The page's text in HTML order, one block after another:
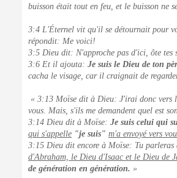
buisson était tout en feu, et le buisson ne
3:4 L'Éternel vit qu'il se détournait pour
répondit: Me voici!
3:5 Dieu dit: N'approche pas d'ici, ôte tes
3:6 Et il ajouta: Je suis le Dieu de ton
cacha le visage, car il craignait de
« 3:13 Moïse dit à Dieu: J'irai donc vers
vous. Mais, s'ils me demandent quel est
3:14 Dieu dit à Moïse: Je suis celui qui
qui s'appelle "je suis" m'a envoyé vers
3:15 Dieu dit encore à Moïse: Tu
d'Abraham, le Dieu d'Isaac et le Dieu de
de génération en génération. »